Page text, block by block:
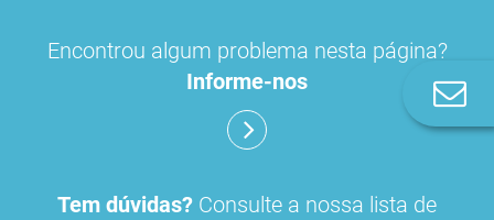
Encontrou algum problema nesta página?
Informe-nos
Tem dúvidas? Consulte a nossa lista de